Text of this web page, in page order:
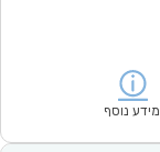
מידע נוסף